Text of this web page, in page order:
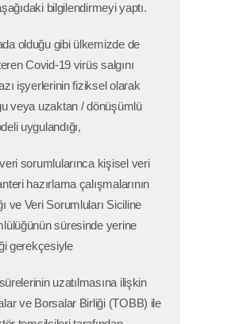
bilgilendirmeyi yaptı.
olduğu gibi ülkemizde de
Covid-19 virüs salgını
işyerlerinin fiziksel olarak
veya uzaktan / dönüşümlü
uygulandığı,
sorumlularınca kişisel veri
hazırlama çalışmalarının
ve Veri Sorumluları Siciline
süresinde yerine
gerekçesiyle
uzatılmasına ilişkin
ve Borsalar Birliği (TOBB) ile